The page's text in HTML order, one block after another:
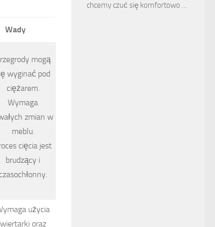
Wady
mogą
wyginać pod
ciężarem.
Wymaga
zmian w
meblu.
cięcia jest
brudzący i
czasochłonny.
użycia
wiertarki oraz
chcemy czuć się komfortowo …